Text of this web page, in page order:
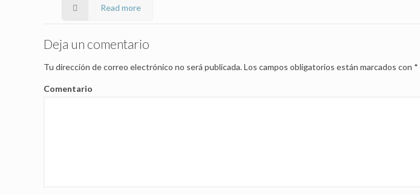
Read more
Deja un comentario
Tu dirección de correo electrónico no será publicada.Los campos obligatorios están marcados con *
Comentario